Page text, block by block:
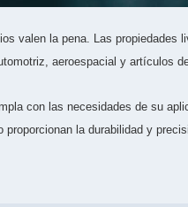
valen la pena. Las
aeroespacial y artículos
con las necesidades de su
la durabilidad y